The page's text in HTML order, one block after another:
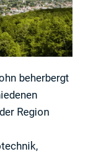
beherbergt
Region